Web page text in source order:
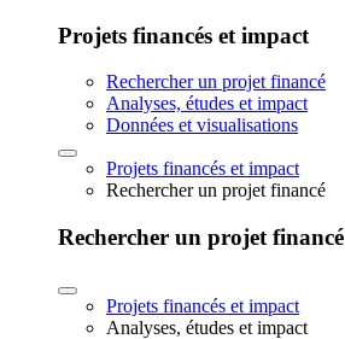
Projets financés et impact
Rechercher un projet financé
Analyses, études et impact
Données et visualisations
Projets financés et impact
Rechercher un projet financé
Rechercher un projet financé
Projets financés et impact
Analyses, études et impact